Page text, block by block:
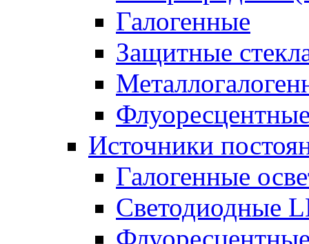
Галогенные
Защитные
Источники
Галогенные
Светодиодные